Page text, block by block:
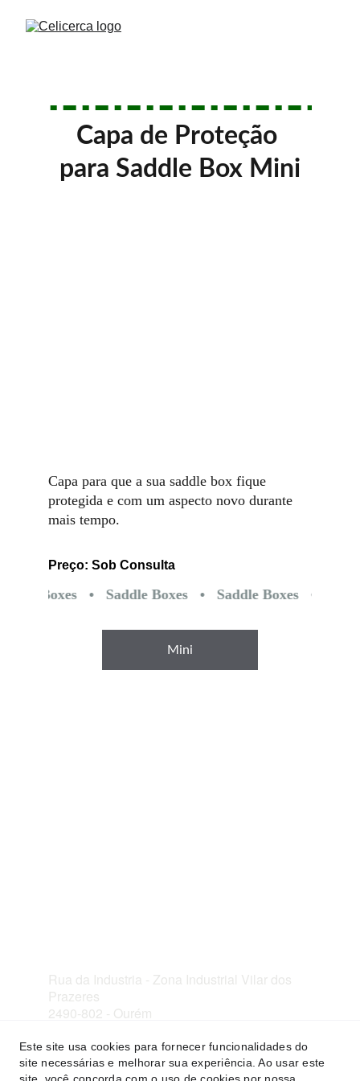
Capa de Proteção
para Saddle Box Mini
Capa para que a sua saddle box fique
protegida e com um aspecto novo durante
mais tempo.
Preço: Sob Consulta
Mini
Rua da Industria - Zona Industrial Vilar dos
Prazeres
2490-802 - Ourém
Este site usa cookies para fornecer funcionalidades do
site necessárias e melhorar sua experiência. Ao usar este